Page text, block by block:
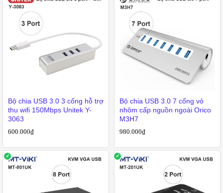
Bộ chia USB 3.0 3 cổng hỗ trợ
thu wifi 150Mbps Unitek Y-
3063
600.000₫
Bộ chia USB 3.0 7 cổng vỏ
nhôm cấp nguồn ngoài Orico
M3H7
980.000₫